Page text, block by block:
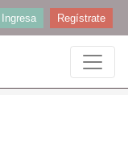
Ingresa Regístrate